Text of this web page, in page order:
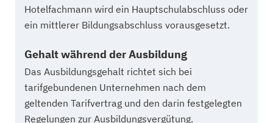
Hotelfachmann wird ein Hauptschulabschluss oder
ein mittlerer Bildungsabschluss vorausgesetzt.
Gehalt während der Ausbildung
Das Ausbildungsgehalt richtet sich bei
tarifgebundenen Unternehmen nach dem
geltenden Tarifvertrag und den darin festgelegten
Regelungen zur Ausbildungsvergütung.